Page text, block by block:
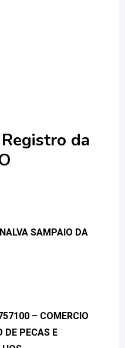
da
SAMPAIO DA
– COMERCIO
DE PECAS E